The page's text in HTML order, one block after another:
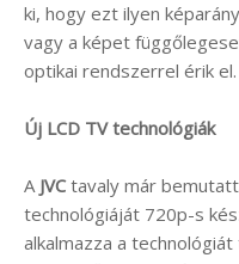
ki, hogy ezt ilyen
vagy a képet
optikai rendszerrel érik el.
Új LCD TV technológiák
A JVCtavaly már
technológiáját 720p-s
alkalmazza a